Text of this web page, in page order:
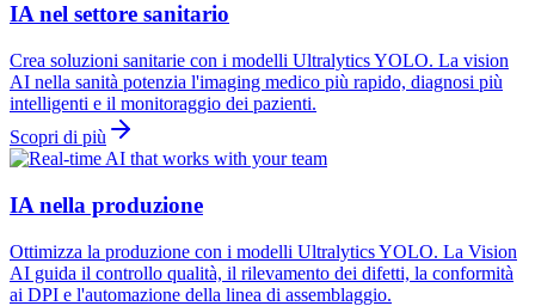
IA nel settore sanitario
Crea soluzioni sanitarie con i modelli Ultralytics YOLO. La vision
AI nella sanità potenzia l'imaging medico più rapido, diagnosi più
intelligenti e il monitoraggio dei pazienti.
Scopri di più
IA nella produzione
Ottimizza la produzione con i modelli Ultralytics YOLO. La Vision
AI guida il controllo qualità, il rilevamento dei difetti, la conformità
ai DPI e l'automazione della linea di assemblaggio.